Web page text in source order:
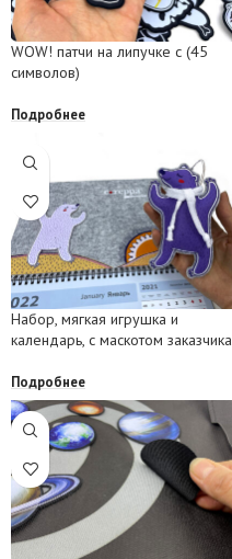
WOW! патчи на липучке с (45
символов)
Подробнее
Набор, мягкая игрушка и
календарь, с маскотом заказчика
Подробнее